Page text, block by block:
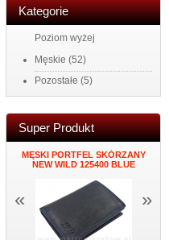
Kategorie
Poziom wyżej
Męskie (52)
Pozostałe (5)
Super Produkt
MĘSKI PORTFEL SKÓRZANY
NEW WILD 125400 BLUE
« »